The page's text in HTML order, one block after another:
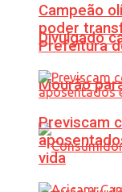
Divulgado
Mourão
Campeão
poder
Prefeitura
Previscam
vida